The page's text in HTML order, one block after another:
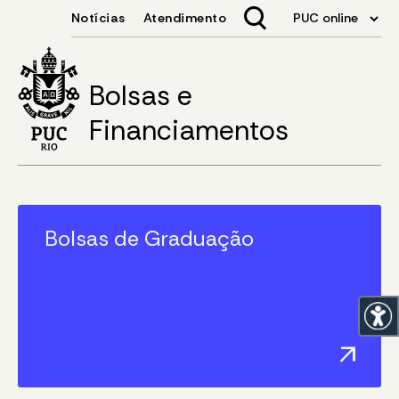
Bolsas e
Financiamentos
Bolsas de Graduação
arrow_outward